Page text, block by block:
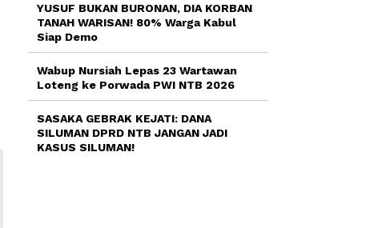
YUSUF BUKAN BURONAN, DIA KORBAN
TANAH WARISAN! 80% Warga Kabul
Siap Demo
Wabup Nursiah Lepas 23 Wartawan
Loteng ke Porwada PWI NTB 2026
SASAKA GEBRAK KEJATI: DANA
SILUMAN DPRD NTB JANGAN JADI
KASUS SILUMAN!